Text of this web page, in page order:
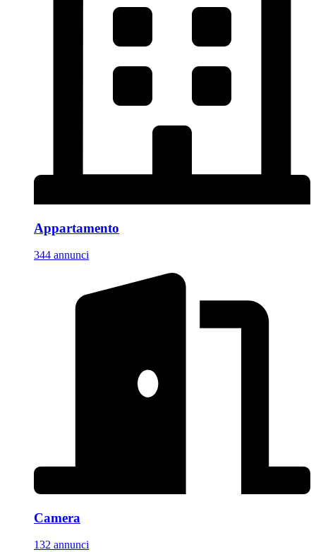
Appartamento
344 annunci
Camera
132 annunci